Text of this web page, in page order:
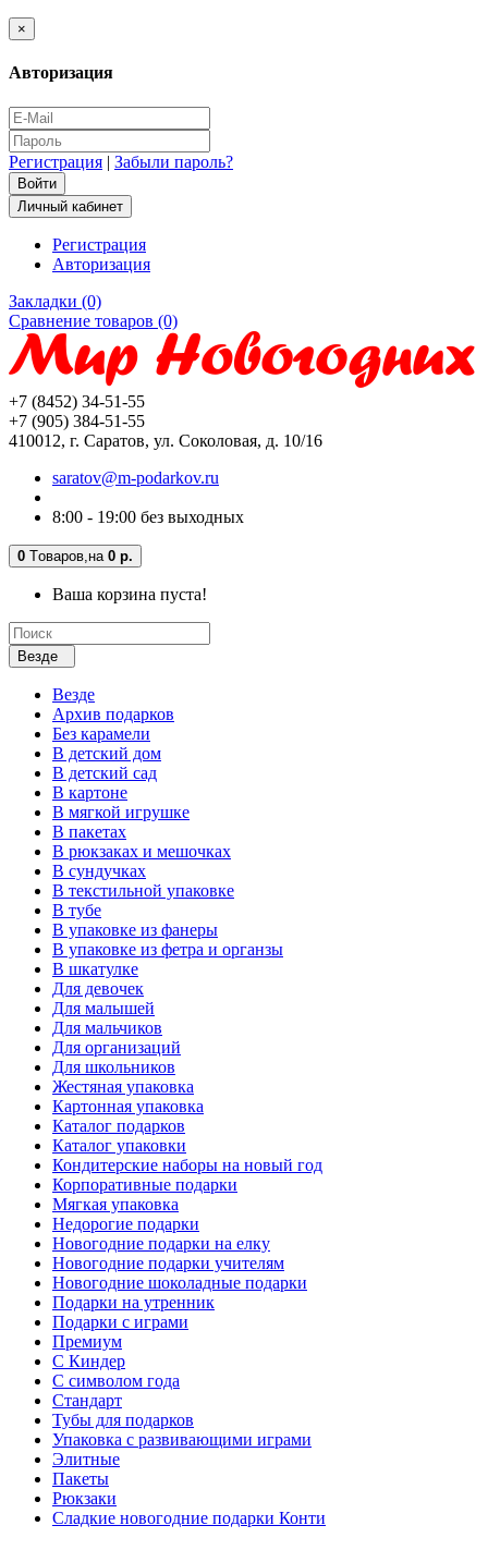
×
Авторизация
Регистрация | Забыли пароль?
Личный кабинет
Регистрация
Авторизация
Закладки (0)
Сравнение товаров (0)
+7 (8452) 34-51-55
+7 (905) 384-51-55
410012, г. Саратов, ул. Соколовая, д. 10/16
saratov@m-podarkov.ru
8:00 - 19:00 без выходных
0 Tоваров, на 0 р.
Ваша корзина пуста!
Везде
Везде
Архив подарков
Без карамели
В детский дом
В детский сад
В картоне
В мягкой игрушке
В пакетах
В рюкзаках и мешочках
В сундучках
В текстильной упаковке
В тубе
В упаковке из фанеры
В упаковке из фетра и органзы
В шкатулке
Для девочек
Для малышей
Для мальчиков
Для организаций
Для школьников
Жестяная упаковка
Картонная упаковка
Каталог подарков
Каталог упаковки
Кондитерские наборы на новый год
Корпоративные подарки
Мягкая упаковка
Недорогие подарки
Новогодние подарки на елку
Новогодние подарки учителям
Новогодние шоколадные подарки
Подарки на утренник
Подарки с играми
Премиум
С Киндер
С символом года
Стандарт
Тубы для подарков
Упаковка с развивающими играми
Элитные
Пакеты
Рюкзаки
Сладкие новогодние подарки Конти